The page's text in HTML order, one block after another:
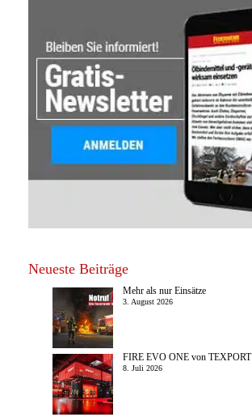
Neueste Beiträge
Mehr als nur Einsätze
3. August 2026
FIRE EVO ONE von TEXPORT
8. Juli 2026